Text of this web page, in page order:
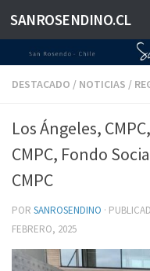
Saltar al contenido
SANROSENDINO.CL
DESTACADO / NOTICIAS /
Los Ángeles,
CMPC, Fondo
CMPC
POR SANROSENDINO ·
FEBRERO, 2025